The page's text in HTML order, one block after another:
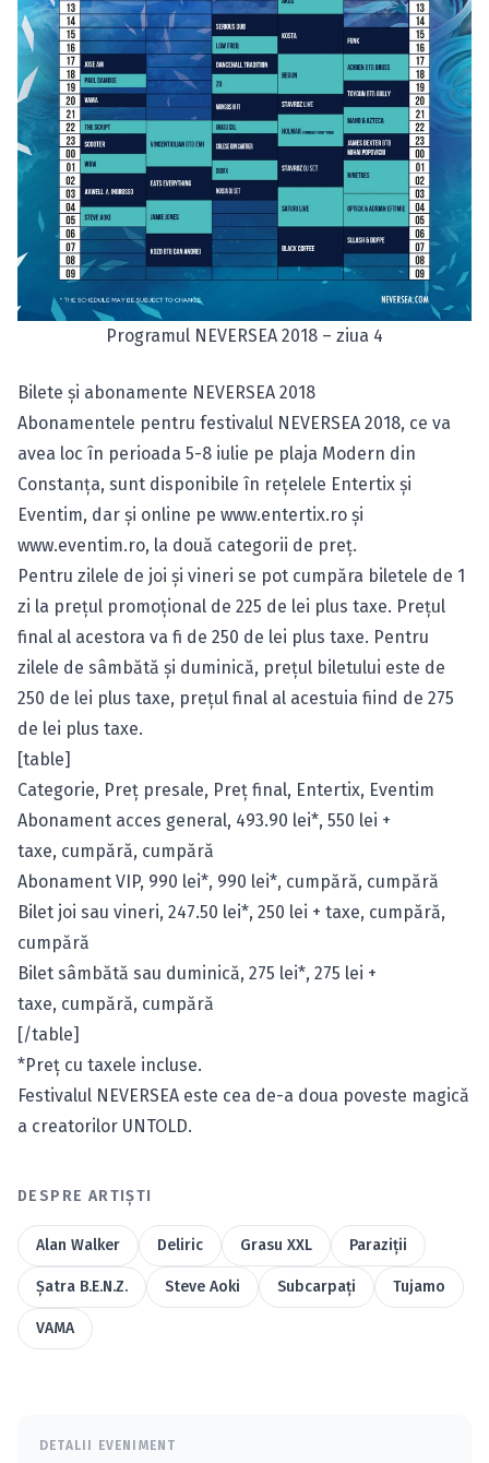
Programul NEVERSEA 2018 – ziua 4
Bilete şi abonamente NEVERSEA 2018
Abonamentele pentru festivalul NEVERSEA 2018, ce va
avea loc în perioada 5-8 iulie pe plaja Modern din
Constanţa, sunt disponibile în reţelele Entertix şi
Eventim, dar şi online pe www.entertix.ro şi
www.eventim.ro, la două categorii de preţ.
Pentru zilele de joi şi vineri se pot cumpăra biletele de 1
zi la preţul promoţional de 225 de lei plus taxe. Preţul
final al acestora va fi de 250 de lei plus taxe. Pentru
zilele de sâmbătă şi duminică, preţul biletului este de
250 de lei plus taxe, preţul final al acestuia fiind de 275
de lei plus taxe.
[table]
Categorie, Preţ presale, Preţ final, Entertix, Eventim
Abonament acces general, 493.90 lei*, 550 lei +
taxe, cumpără, cumpără
Abonament VIP, 990 lei*, 990 lei*, cumpără, cumpără
Bilet joi sau vineri, 247.50 lei*, 250 lei + taxe, cumpără,
cumpără
Bilet sâmbătă sau duminică, 275 lei*, 275 lei +
taxe, cumpără, cumpără
[/table]
*Preţ cu taxele incluse.
Festivalul NEVERSEA este cea de-a doua poveste magică
a creatorilor UNTOLD.
DESPRE ARTIȘTI
Alan Walker Deliric Grasu XXL Paraziţii
Șatra B.E.N.Z. Steve Aoki Subcarpaţi Tujamo
VAMA
DETALII EVENIMENT